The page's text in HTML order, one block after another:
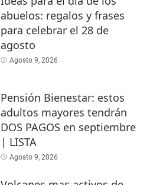
abuelos: regalos y frases
para celebrar el 28 de
agosto
Agosto 9, 2026
Pensión Bienestar: estos
adultos mayores tendrán
DOS PAGOS en septiembre
| LISTA
Agosto 9, 2026